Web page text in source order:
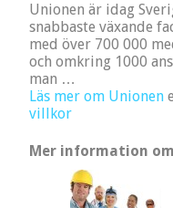
Unionen är idag
snabbaste växande
med över 700 000
och omkring 1000
man …
Läs mer om Unionen
villkor
Mer information